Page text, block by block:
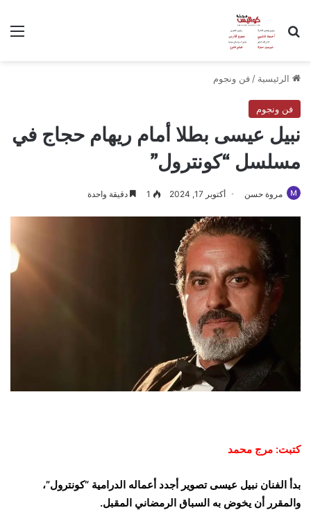
بحث عن
الرئيسية / فن ونجوم
فن ونجوم
نبيل عيسى بطلا أمام ريهام حجاج في
مسلسل “كونترول”
مروة حسن أكتوبر 17, 2024 1 دقيقة واحدة
كتبت: مرج محمد
بدأ الفنان نبيل عيسى تصوير أجدد أعماله الدرامية “كونترول”،
والمقرر أن يخوض به السباق الرمضاني المقبل.